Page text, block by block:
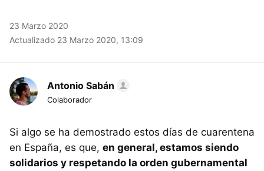
23 Marzo 2020
Actualizado 23 Marzo 2020, 13:09
Antonio Sabán
Colaborador
Si algo se ha demostrado estos días de cuarentena
en España, es que, en general, estamos siendo
solidarios y respetando la orden gubernamental